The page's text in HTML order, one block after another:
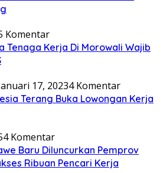
Komentar
Tenaga Kerja Di Morowali Wajib
17, 20234 Komentar
Terang Buka Lowongan Kerja
4 Komentar
Baru Diluncurkan Pemprov
Ribuan Pencari Kerja